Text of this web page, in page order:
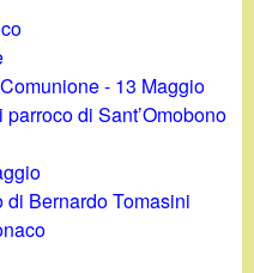
- 13 Maggio
di Sant’Omobono
di Bernardo Tomasini